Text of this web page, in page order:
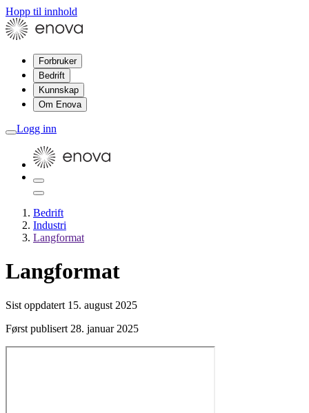
Hopp til innhold
Forbruker
Bedrift
Kunnskap
Om Enova
Logg inn
Bedrift
Industri
Langformat
Langformat
Sist oppdatert 15. august 2025
Først publisert 28. januar 2025